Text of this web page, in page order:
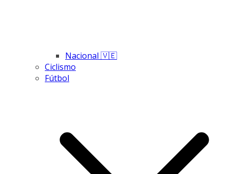
Nacional 🇻🇪
Ciclismo
Fútbol